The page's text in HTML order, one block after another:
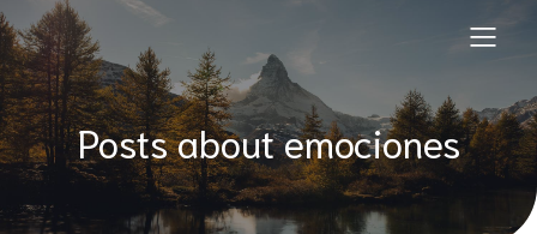
Posts about emociones